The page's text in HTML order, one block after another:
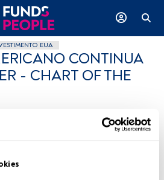
EUA
CONTINUA
- CHART OF THE